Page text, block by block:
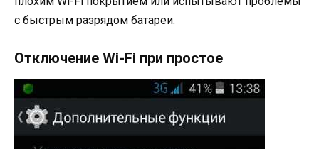
с быстрым разрядом батареи.
Отключение Wi-Fi при простое